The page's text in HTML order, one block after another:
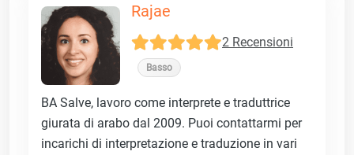
Rajae
2 Recensioni
Basso
BA Salve, lavoro come interprete e traduttrice
giurata di arabo dal 2009. Puoi contattarmi per
incarichi di interpretazione e traduzione in vari